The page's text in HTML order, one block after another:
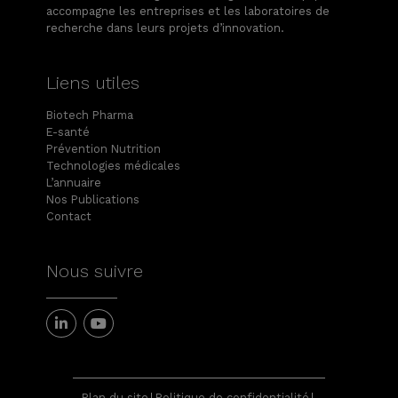
accompagne les entreprises et les laboratoires de
recherche dans leurs projets d’innovation.
Liens utiles
Biotech Pharma
E-santé
Prévention Nutrition
Technologies médicales
L’annuaire
Nos Publications
Contact
Nous suivre